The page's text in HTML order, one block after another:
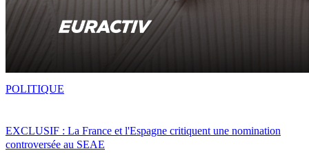
EXCLUSIF : La France et l'Espagne critiquent une nomination
controversée au SEAE
POLITIQUE